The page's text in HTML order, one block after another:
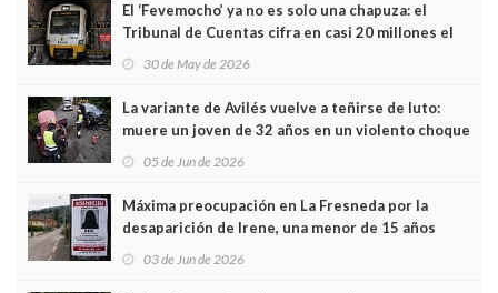
El ‘Fevemocho’ ya no es solo una chapuza: el
Tribunal de Cuentas cifra en casi 20 millones el
sobrecoste de los trenes que no cabían por los
30 de May de 2026
La variante de Avilés vuelve a teñirse de luto:
muere un joven de 32 años en un violento choque
frontal
05 de Jun de 2026
Máxima preocupación en La Fresneda por la
desaparición de Irene, una menor de 15 años
03 de Jun de 2026